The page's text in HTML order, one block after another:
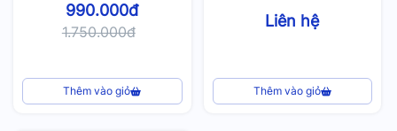
990.000đ
1.750.000đ
Thêm vào giỏ
Liên hệ
Thêm vào giỏ